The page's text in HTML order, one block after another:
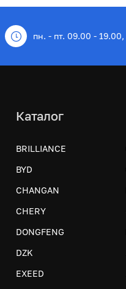
пн. - пт. 09.00 -
Каталог
BRILLIANCE
BYD
CHANGAN
CHERY
DONGFENG
DZK
EXEED